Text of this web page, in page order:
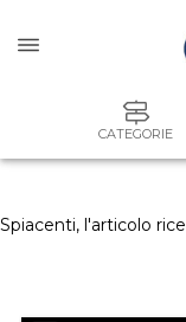
CATEGORIE
Spiacenti, l'articolo